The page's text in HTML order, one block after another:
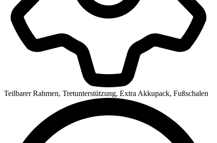
Teilbarer Rahmen, Tretunterstützung, Extra Akkupack, Fußschalen